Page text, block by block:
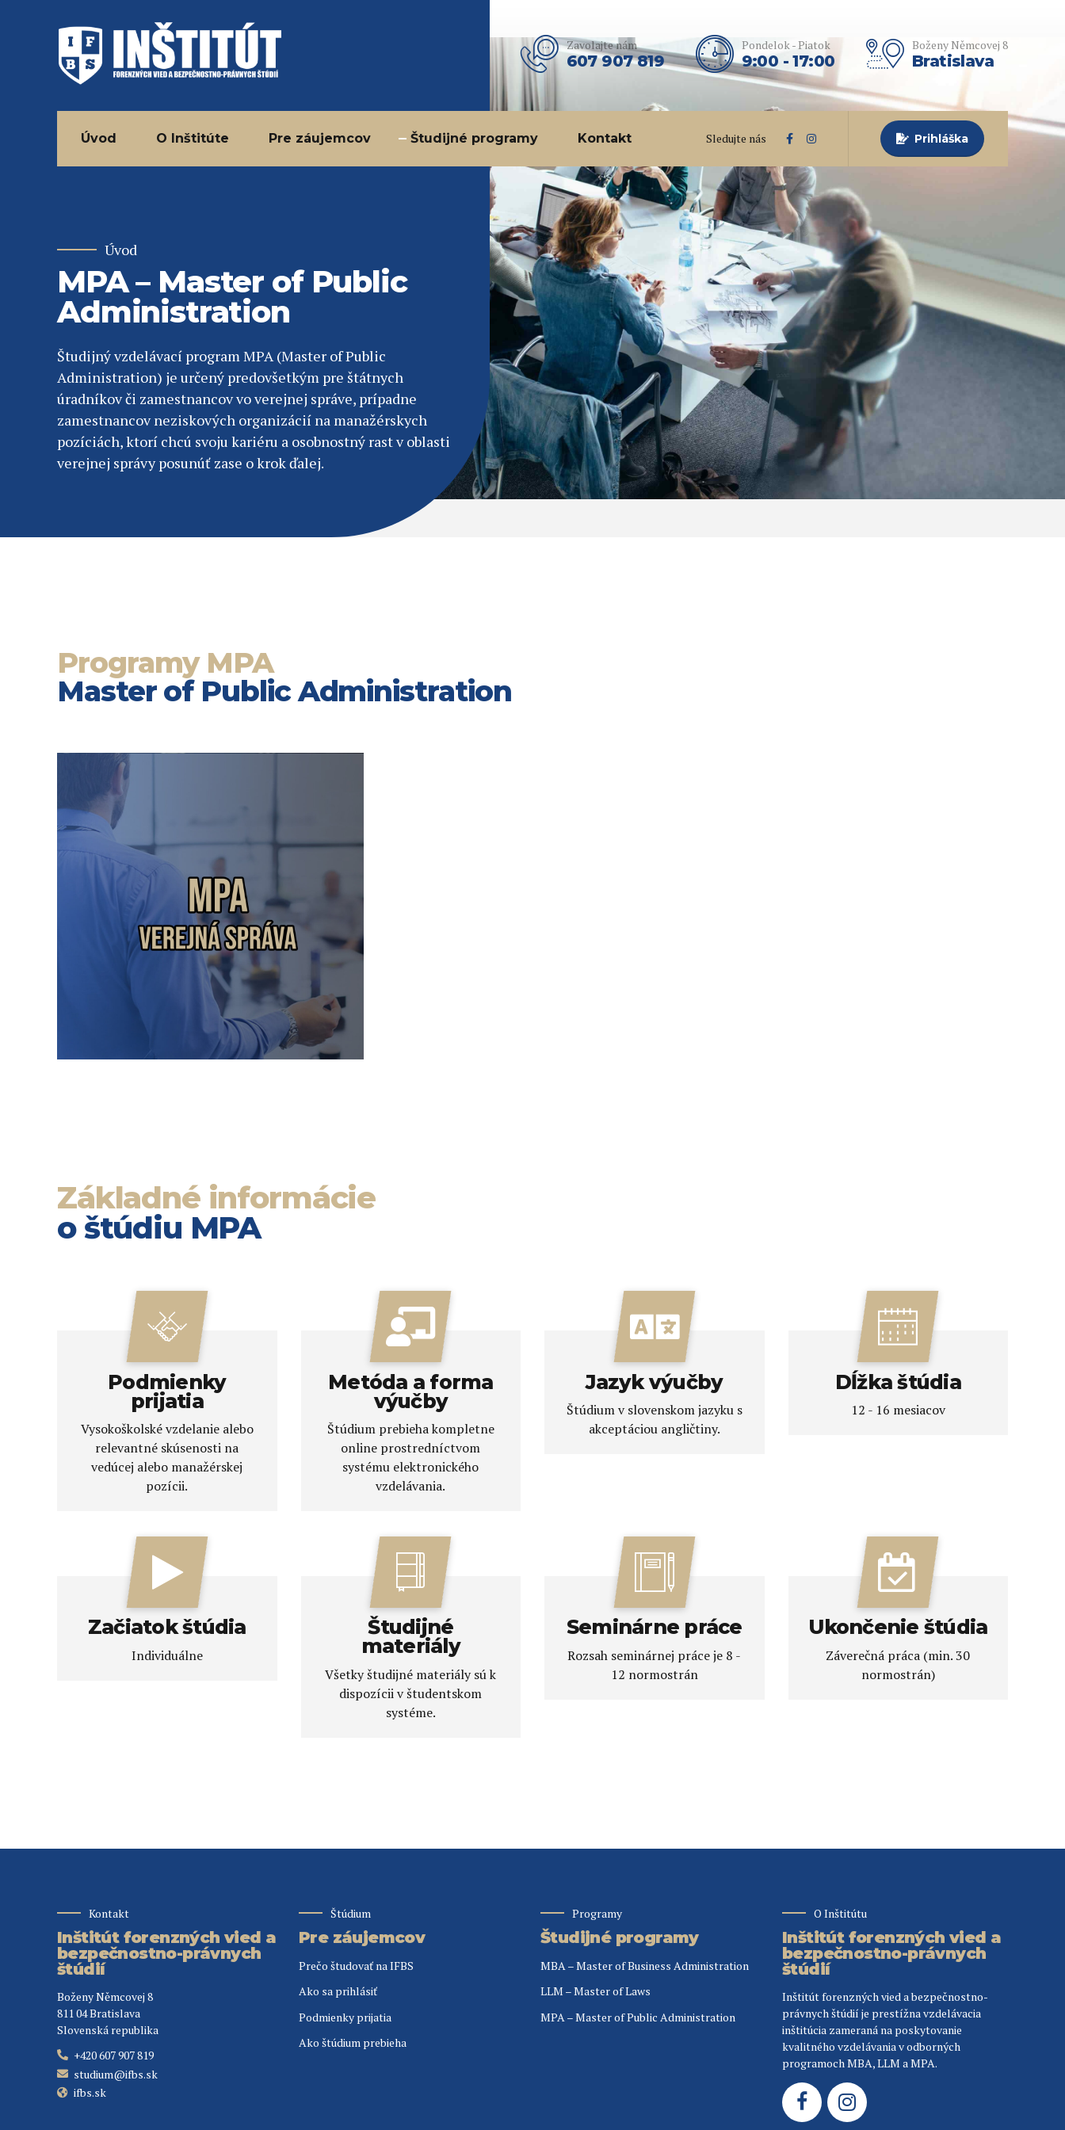
Zavolajte nám
607 907 819
Pondelok - Piatok
9:00 - 17:00
Boženy Němcovej 8
Bratislava
Sledujte nás Prihláška
Úvod O Inštitúte Pre záujemcov Študijné programy Kontakt
Úvod
MPA – Master of Public
Administration
Študijný vzdelávací program MPA (Master of Public
Administration) je určený predovšetkým pre štátnych
úradníkov či zamestnancov vo verejnej správe, prípadne
zamestnancov neziskových organizácií na manažérskych
pozíciách, ktorí chcú svoju kariéru a osobnostný rast v oblasti
verejnej správy posunúť zase o krok ďalej.
Programy MPA
Master of Public Administration
Základné informácie
o štúdiu MPA
Podmienky
prijatia
Vysokoškolské vzdelanie alebo
relevantné skúsenosti na
vedúcej alebo manažérskej
pozícii.
Metóda a forma
výučby
Štúdium prebieha kompletne
online prostredníctvom
systému elektronického
vzdelávania.
Jazyk výučby
Štúdium v slovenskom jazyku s
akceptáciou angličtiny.
Dĺžka štúdia
12 - 16 mesiacov
Začiatok štúdia
Individuálne
Študijné
materiály
Všetky študijné materiály sú k
dispozícii v študentskom
systéme.
Seminárne práce
Rozsah seminárnej práce je 8 -
12 normostrán
Ukončenie štúdia
Záverečná práca (min. 30
normostrán)
Kontakt
Inštitút forenzných vied a
bezpečnostno-právnych
štúdií
Boženy Němcovej 8
811 04 Bratislava
Slovenská republika
+420 607 907 819
studium@ifbs.sk
ifbs.sk
Štúdium
Pre záujemcov
Prečo študovať na IFBS
Ako sa prihlásiť
Podmienky prijatia
Ako štúdium prebieha
Programy
Študijné programy
MBA – Master of Business Administration
LLM – Master of Laws
MPA – Master of Public Administration
O Inštitútu
Inštitút forenzných vied a
bezpečnostno-právnych
štúdií
Inštitút forenzných vied a bezpečnostno-
právnych štúdií je prestížna vzdelávacia
inštitúcia zameraná na poskytovanie
kvalitného vzdelávania v odborných
programoch MBA, LLM a MPA.